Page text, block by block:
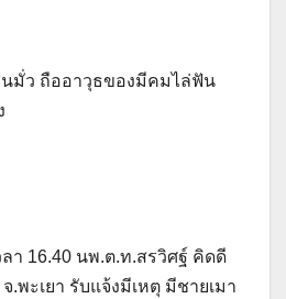
นมั่ว ถืออาวุธของมีคมไล่ฟัน
า 16.40 นพ.ต.ท.สรวิศฐ์ คิดดี
.พะเยา รับแจ้งมีเหตุ มีชายเมา